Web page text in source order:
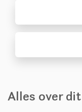
Alles over